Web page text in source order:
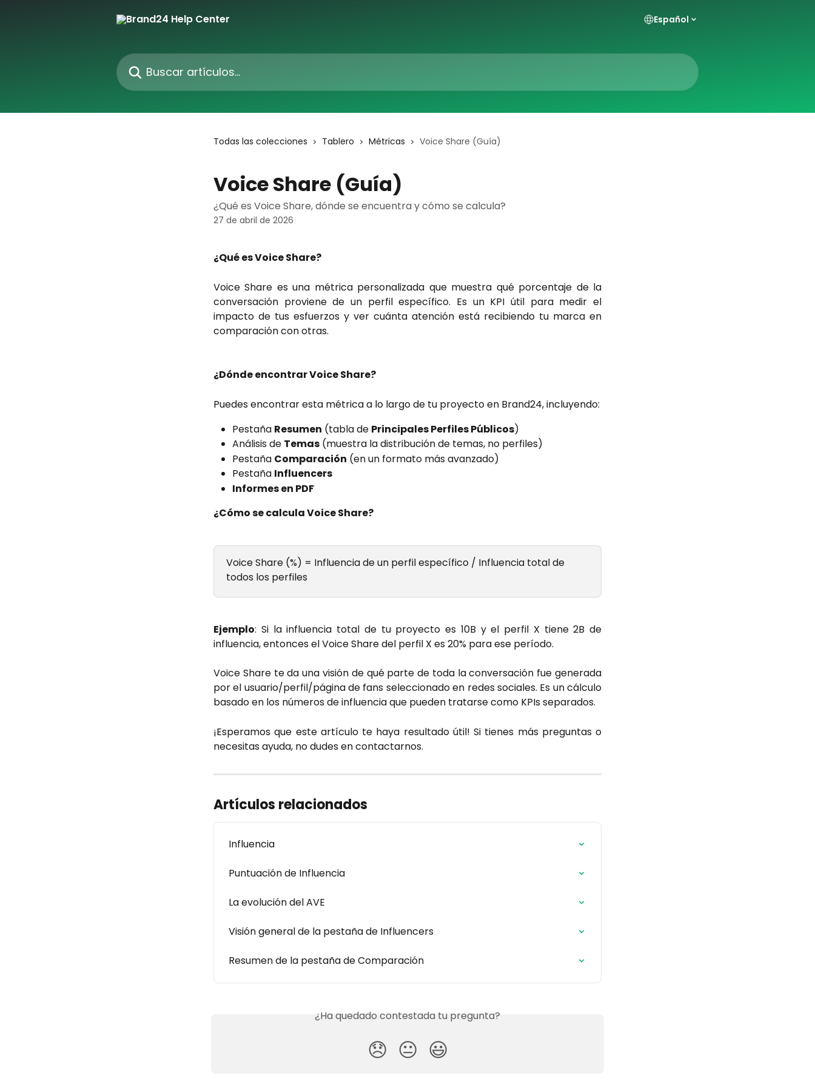
Español
Buscar artículos...
Todas las colecciones Tablero Métricas Voice Share (Guía)
Voice Share (Guía)
¿Qué es Voice Share, dónde se encuentra y cómo se calcula?
27 de abril de 2026
¿Qué es Voice Share?
Voice Share es una métrica personalizada que muestra qué porcentaje de la
conversación proviene de un perfil específico. Es un KPI útil para medir el
impacto de tus esfuerzos y ver cuánta atención está recibiendo tu marca en
comparación con otras.
¿Dónde encontrar Voice Share?
Puedes encontrar esta métrica a lo largo de tu proyecto en Brand24, incluyendo:
Pestaña Resumen (tabla de Principales Perfiles Públicos)
Análisis de Temas (muestra la distribución de temas, no perfiles)
Pestaña Comparación (en un formato más avanzado)
Pestaña Influencers
Informes en PDF
¿Cómo se calcula Voice Share?
Voice Share (%) = Influencia de un perfil específico / Influencia total de
todos los perfiles
Ejemplo: Si la influencia total de tu proyecto es 10B y el perfil X tiene 2B de
influencia, entonces el Voice Share del perfil X es 20% para ese período.
Voice Share te da una visión de qué parte de toda la conversación fue generada
por el usuario/perfil/página de fans seleccionado en redes sociales. Es un cálculo
basado en los números de influencia que pueden tratarse como KPIs separados.
¡Esperamos que este artículo te haya resultado útil! Si tienes más preguntas o
necesitas ayuda, no dudes en contactarnos.
Artículos relacionados
Influencia
Puntuación de Influencia
La evolución del AVE
Visión general de la pestaña de Influencers
Resumen de la pestaña de Comparación
¿Ha quedado contestada tu pregunta?
😞 😐 😃